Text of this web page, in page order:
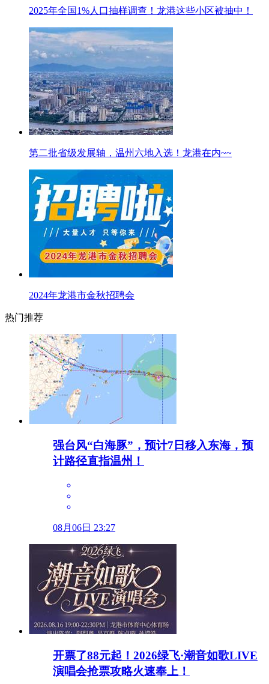
2025年全国1%人口抽样调查！龙港这些小区被抽中！
第二批省级发展轴，温州六地入选！龙港在内~~
2024年龙港市金秋招聘会
热门推荐
强台风“白海豚”，预计7日移入东海，预
计路径直指温州！
08月06日 23:27
开票了88元起！2026绿飞·潮音如歌LIVE
演唱会抢票攻略火速奉上！